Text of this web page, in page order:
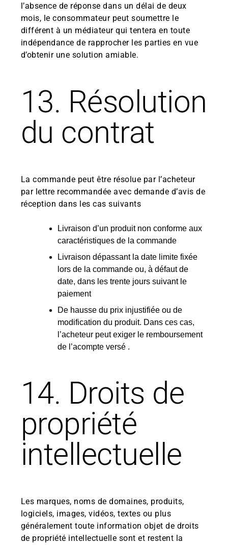
l’absence de réponse dans un délai de deux
mois, le consommateur peut soumettre le
différent à un médiateur qui tentera en toute
indépendance de rapprocher les parties en vue
d’obtenir une solution amiable.
13. Résolution
du contrat
La commande peut être résolue par l’acheteur
par lettre recommandée avec demande d’avis de
réception dans les cas suivants
Livraison d’un produit non conforme aux
caractéristiques de la commande
Livraison dépassant la date limite fixée
lors de la commande ou, à défaut de
date, dans les trente jours suivant le
paiement
De hausse du prix injustifiée ou de
modification du produit. Dans ces cas,
l’acheteur peut exiger le remboursement
de l’acompte versé .
14. Droits de
propriété
intellectuelle
Les marques, noms de domaines, produits,
logiciels, images, vidéos, textes ou plus
généralement toute information objet de droits
de propriété intellectuelle sont et restent la